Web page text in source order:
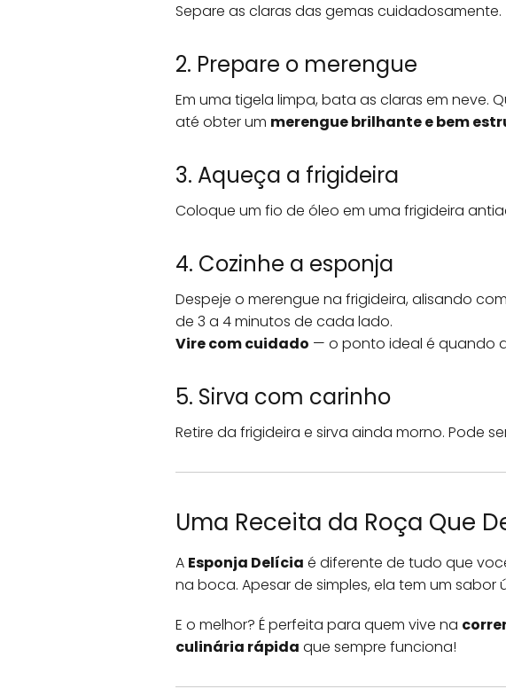
Separe as claras das gemas cuidadosamente.
2. Prepare o merengue
Em uma tigela limpa, bata as claras em neve.
até obter um merengue brilhante e bem
3. Aqueça a frigideira
Coloque um fio de óleo em uma frigideira
4. Cozinhe a esponja
Despeje o merengue na frigideira, alisando
de 3 a 4 minutos de cada lado.
Vire com cuidado — o ponto ideal é quando
5. Sirva com carinho
Retire da frigideira e sirva ainda morno. Pode
Uma Receita da Roça Que
A Esponja Delícia é diferente de tudo que
na boca. Apesar de simples, ela tem um
E o melhor? É perfeita para quem vive na
culinária rápida que sempre funciona!